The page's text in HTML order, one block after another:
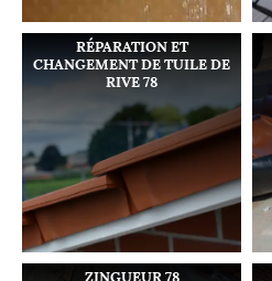
RÉPARATION ET
CHANGEMENT DE TUILE DE
RIVE 78
ZINGUEUR 78